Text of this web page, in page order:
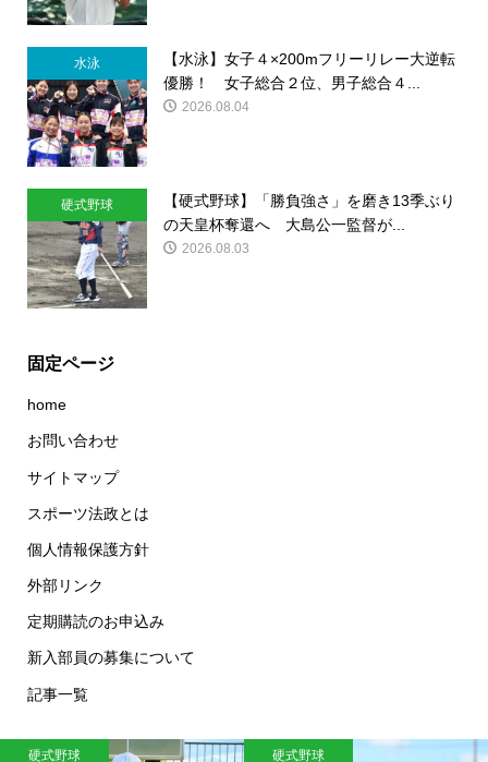
水泳
【水泳】女子４×200mフリーリレー大逆転
優勝！ 女子総合２位、男子総合４...
2026.08.04
硬式野球
【硬式野球】「勝負強さ」を磨き13季ぶり
の天皇杯奪還へ 大島公一監督が...
2026.08.03
固定ページ
home
お問い合わせ
サイトマップ
スポーツ法政とは
個人情報保護方針
外部リンク
定期購読のお申込み
新入部員の募集について
記事一覧
硬式野球 硬式野球